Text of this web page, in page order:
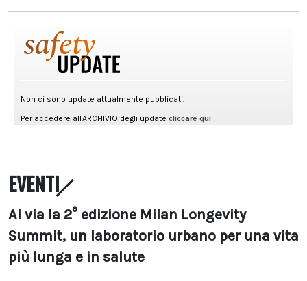
EVENTI
Al via la 2° edizione Milan Longevity
Summit, un laboratorio urbano per una vita
più lunga e in salute